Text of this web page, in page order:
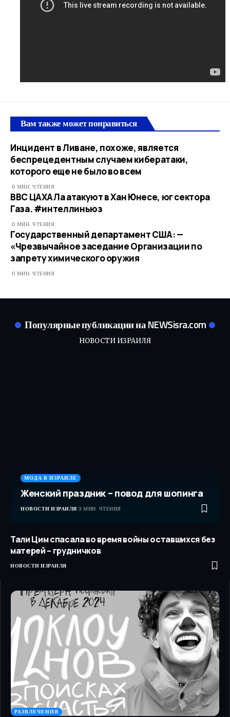
Вам также может понравиться
Инцидент в Ливане, похоже, является
беспрецедентным случаем кибератаки,
которого еще не было во всем
0 МИН. ЧТЕНИЯ
ВВС ЦАХАЛа атакуют в Хан Юнесе, юг сектора
Газа. #интеллиньюз
0 МИН. ЧТЕНИЯ
Государственный департамент США: —
«Чрезвычайное заседание Организации по
запрету химического оружия
0 МИН. ЧТЕНИЯ
Популярные публикации на NEWSisra.com
НОВОСТИ ИЗРАИЛЯ
МОДА В ИЗРАИЛЕ
Женский праздник – повод для шопинга
НОВОСТИ ИЗРАИЛЯ 3 МИН. ЧТЕНИЯ
Тали Цим спасала во время войны оставшихся без
матерей – грудничков
НОВОСТИ ИЗРАИЛЯ
РАЗВЛЕЧЕНИЯ